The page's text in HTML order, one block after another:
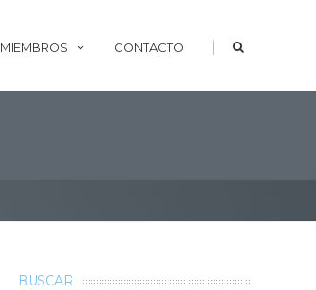
MIEMBROS CONTACTO |
BUSCAR